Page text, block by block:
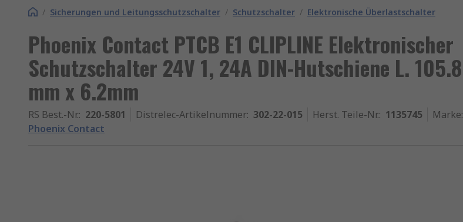
/ Sicherungen und Leitungsschutzschalter / Schutzschalter / Elektronische Überlastschalter
Phoenix Contact PTCB E1 CLIPLINE Elektronischer
Schutzschalter 24V 1, 24A DIN-Hutschiene L. 105.8
mm x 6.2mm
RS Best.-Nr.: 220-5801 Distrelec-Artikelnummer: 302-22-015 Herst. Teile-Nr.: 1135745 Marke:
Phoenix Contact